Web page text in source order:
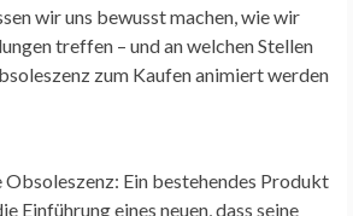
wir uns bewusst machen, wie wir
treffen – und an welchen Stellen
zum Kaufen animiert werden
Ein bestehendes Produkt
Einführung eines neuen, dass seine